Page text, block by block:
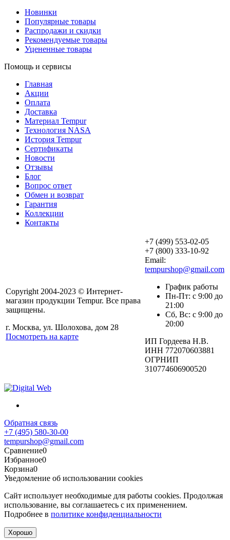
Новинки
Популярные товары
Распродажи и скидки
Рекомендуемые товары
Уцененные товары
Помощь и сервисы
Главная
Акции
Оплата
Доставка
Материал Tempur
Технология NASA
История Tempur
Сертификаты
Новости
Отзывы
Блог
Вопрос ответ
Обмен и возврат
Гарантия
Коллекции
Контакты
Copyright 2004-2023 © Интернет-
магазин продукции Tempur. Все права
защищены.
г. Москва, ул. Шолохова, дом 28
Посмотреть на карте
+7 (499) 553-02-05
+7 (800) 333-10-92
Email:
tempurshop@gmail.com
График работы
Пн-Пт: с 9:00 до
21:00
Сб, Вс: с 9:00 до
20:00
ИП Гордеева Н.В.
ИНН 772070603881
ОГРНИП
310774606900520
Обратная связь
+7 (495) 580-30-00
tempurshop@gmail.com
Сравнение0
Избранное0
Корзина0
Уведомление об использовании cookies
Сайт использует необходимые для работы cookies. Продолжая
использование, вы соглашаетесь с их применением.
Подробнее в политике конфиденциальности
Хорошо